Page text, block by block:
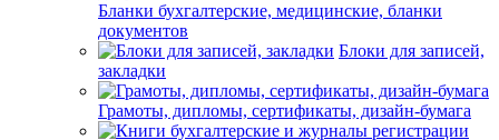
Бланки бухгалтерские, медицинские, бланки
документов
Блоки для записей,
закладки
Грамоты, дипломы, сертификаты, дизайн-бумага